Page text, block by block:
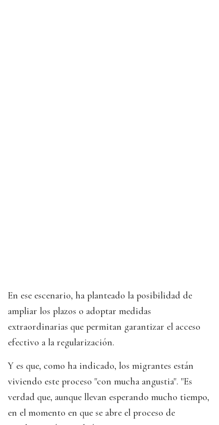
En ese escenario, ha planteado la posibilidad de
ampliar los plazos o adoptar medidas
extraordinarias que permitan garantizar el acceso
efectivo a la regularización.
Y es que, como ha indicado, los migrantes están
viviendo este proceso "con mucha angustia". "Es
verdad que, aunque llevan esperando mucho tiempo,
en el momento en que se abre el proceso de